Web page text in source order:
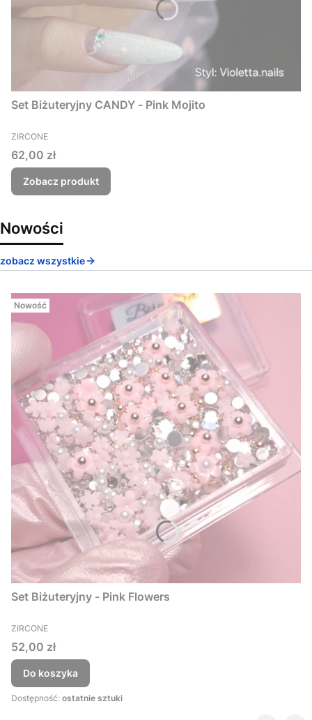
Set Biżuteryjny CANDY - Pink Mojito
PRODUCENT
ZIRCONE
Cena
62,00 zł
Zobacz produkt
Nowości
zobacz wszystkie
Nowość
Set Biżuteryjny - Pink Flowers
PRODUCENT
ZIRCONE
Cena
52,00 zł
Do koszyka
Dostępność: ostatnie sztuki